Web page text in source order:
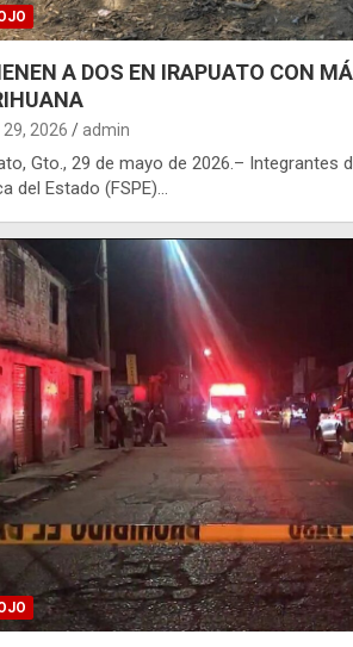
A DOS EN IRAPUATO CON
2026 admin
Gto., 29 de mayo de 2026.– Integrantes
del Estado (FSPE)…